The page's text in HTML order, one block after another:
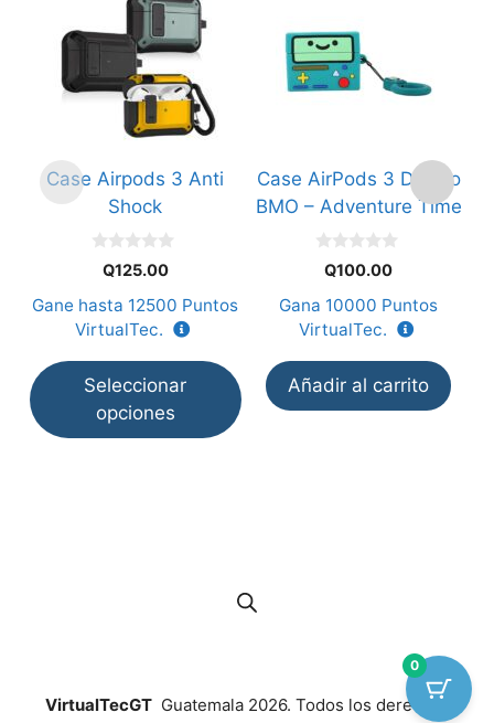
Case Airpods 3 Anti
Shock
5
Q125.00
Gane hasta 12500 Puntos
VirtualTec.
Seleccionar
opciones
tiene
múltiples
variantes.
se
la
página
producto
Case AirPods 3 Diseño
BMO – Adventure Time
5
Q100.00
Gana 10000 Puntos
VirtualTec.
Añadir al carrito
VirtualTecGTGuatemala 2026. Todos los derechos
0